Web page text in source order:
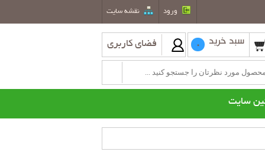
ورود نقشه سايت
فضای کاربری سبد خرید 0
یدکی بخاری نفتی
سایت